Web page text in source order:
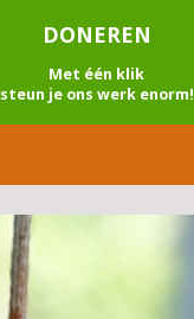
DONEREN
Met één klik
steun je ons werk enorm!